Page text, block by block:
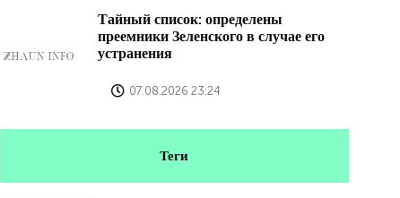
Тайный список: определены
преемники Зеленского в случае его
устранения
07.08.2026 23:24
Теги